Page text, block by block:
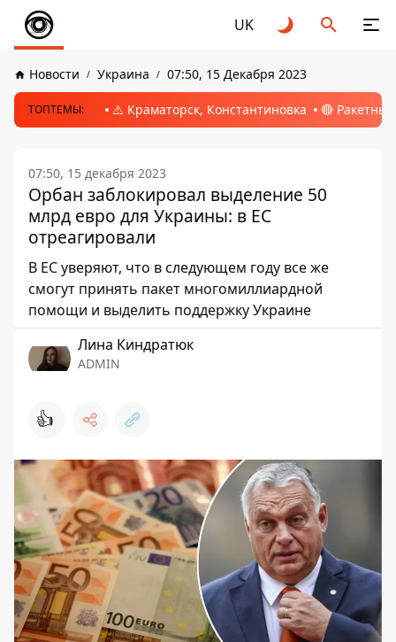
UK
Новости Украина 07:50, 15 Декабря 2023
ТОПТЕМЫ: ⚠️ Краматорск, Константиновка 🔴
07:50, 15 декабря 2023
Орбан заблокировал выделение 50
млрд евро для Украины: в ЕС
отреагировали
В ЕС уверяют, что в следующем году все же
смогут принять пакет многомиллиардной
помощи и выделить поддержку Украине
Лина Киндратюк
ADMIN
👍